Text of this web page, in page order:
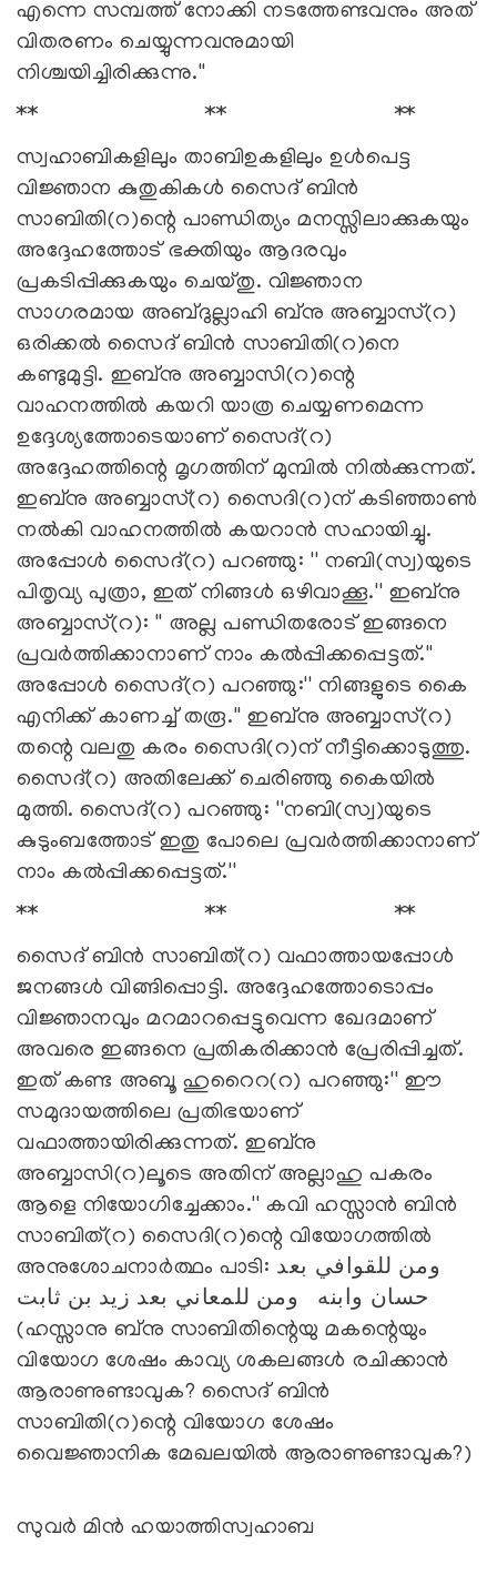
എന്നെ സമ്പത്ത് നോക്കി നടത്തേണ്ടവനും അത്
വിതരണം ചെയ്യുന്നവനുമായി
നിശ്ചയിച്ചിരിക്കുന്നു.''
** ** **
സ്വഹാബികളിലും താബിഉകളിലും ഉള്‍പെട്ട
വിജ്ഞാന കുതുകികള്‍ സൈദ് ബിന്‍
സാബിതി(റ)ന്റെ പാണ്ഡിത്യം മനസ്സിലാക്കുകയും
അദ്ദേഹത്തോട് ഭക്തിയും ആദരവും
പ്രകടിപ്പിക്കുകയും ചെയ്തു. വിജ്ഞാന
സാഗരമായ അബ്ദുല്ലാഹി ബ്‌നു അബ്ബാസ്(റ)
ഒരിക്കല്‍ സൈദ് ബിന്‍ സാബിതി(റ)നെ
കണ്ടുമുട്ടി. ഇബ്‌നു അബ്ബാസി(റ)ന്റെ
വാഹനത്തില്‍ കയറി യാത്ര ചെയ്യണമെന്ന
ഉദ്ദേശ്യത്തോടെയാണ് സൈദ്(റ)
അദ്ദേഹത്തിന്റെ മൃഗത്തിന് മുമ്പില്‍ നില്‍ക്കുന്നത്.
ഇബ്‌നു അബ്ബാസ്(റ) സൈദി(റ)ന് കടിഞ്ഞാണ്‍
നല്‍കി വാഹനത്തില്‍ കയറാന്‍ സഹായിച്ചു.
അപ്പോള്‍ സൈദ്(റ) പറഞ്ഞു: '' നബി(സ്വ)യുടെ
പിതൃവ്യ പുത്രാ, ഇത് നിങ്ങള്‍ ഒഴിവാക്കൂ.'' ഇബ്‌നു
അബ്ബാസ്(റ): '' അല്ല പണ്ഡിതരോട് ഇങ്ങനെ
പ്രവര്‍ത്തിക്കാനാണ് നാം കല്‍പ്പിക്കപ്പെട്ടത്.''
അപ്പോള്‍ സൈദ്(റ) പറഞ്ഞു:'' നിങ്ങളുടെ കൈ
എനിക്ക് കാണച്ച് തരൂ.'' ഇബ്‌നു അബ്ബാസ്(റ)
തന്റെ വലതു കരം സൈദി(റ)ന് നീട്ടിക്കൊടുത്തു.
സൈദ്(റ) അതിലേക്ക് ചെരിഞ്ഞു കൈയില്‍
മുത്തി. സൈദ്(റ) പറഞ്ഞു: ''നബി(സ്വ)യുടെ
കുടുംബത്തോട് ഇതു പോലെ പ്രവര്‍ത്തിക്കാനാണ്
നാം കല്‍പ്പിക്കപ്പെട്ടത്.''
** ** **
സൈദ് ബിന്‍ സാബിത്(റ) വഫാത്തായപ്പോള്‍
ജനങ്ങള്‍ വിങ്ങിപ്പൊട്ടി. അദ്ദേഹത്തോടൊപ്പം
വിജ്ഞാനവും മറമാറപ്പെട്ടുവെന്ന ഖേദമാണ്
അവരെ ഇങ്ങനെ പ്രതികരിക്കാന്‍ പ്രേരിപ്പിച്ചത്.
ഇത് കണ്ട അബൂ ഹുറൈറ(റ) പറഞ്ഞു:'' ഈ
സമുദായത്തിലെ പ്രതിഭയാണ്
വഫാത്തായിരിക്കുന്നത്. ഇബ്‌നു
അബ്ബാസി(റ)ലൂടെ അതിന് അല്ലാഹു പകരം
ആളെ നിയോഗിച്ചേക്കാം.'' കവി ഹസ്സാന്‍ ബിന്‍
സാബിത്(റ) സൈദി(റ)ന്റെ വിയോഗത്തില്‍
അനുശോചനാര്‍ത്ഥം പാടി: ومن للقوافي بعد
حسان وابنه ومن للمعاني بعد زيد بن ثابت
(ഹസ്സാനു ബ്‌നു സാബിതിന്റെയു മകന്റെയും
വിയോഗ ശേഷം കാവ്യ ശകലങ്ങള്‍ രചിക്കാന്‍
ആരാണുണ്ടാവുക? സൈദ് ബിന്‍
സാബിതി(റ)ന്റെ വിയോഗ ശേഷം
വൈജ്ഞാനിക മേഖലയില്‍ ആരാണുണ്ടാവുക?)
സുവര്‍ മിന്‍ ഹയാത്തിസ്വഹാബ